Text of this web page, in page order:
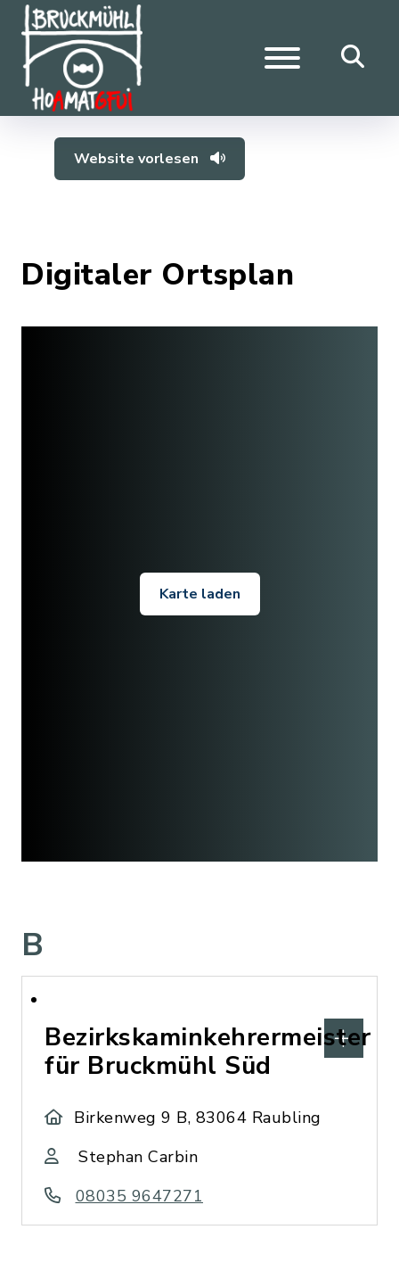
Website vorlesen
Digitaler Ortsplan
Karte laden
B
Bezirkskaminkehrermeister
für Bruckmühl Süd
Birkenweg 9 B, 83064 Raubling
Stephan Carbin
08035 9647271